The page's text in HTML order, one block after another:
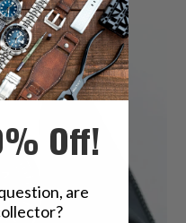
Off!
are